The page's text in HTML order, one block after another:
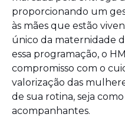
proporcionando um
às mães que estão
único da maternidade
essa programação, o
compromisso com o
valorização das
de sua rotina, seja
acompanhantes.